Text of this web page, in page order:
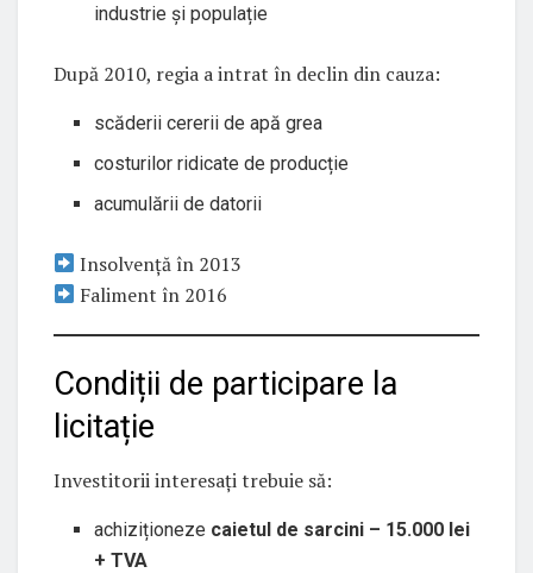
industrie și populație
După 2010, regia a intrat în declin din cauza:
scăderii cererii de apă grea
costurilor ridicate de producție
acumulării de datorii
Insolvență în 2013
Faliment în 2016
Condiții de participare la
licitație
Investitorii interesați trebuie să:
achiziționeze caietul de sarcini – 15.000 lei
+ TVA